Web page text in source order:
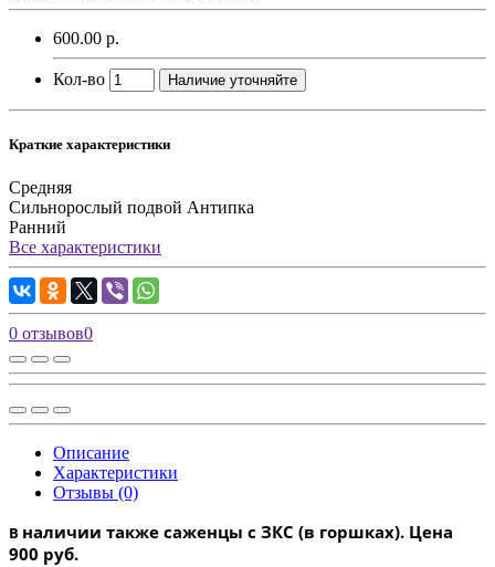
600.00 р.
Кол-во Наличие уточняйте
Краткие характеристики
Средняя
Сильнорослый подвой Антипка
Ранний
Все характеристики
0 отзывов0
Описание
Характеристики
Отзывы (0)
В наличии также саженцы с ЗКС (в горшках). Цена
900 руб.